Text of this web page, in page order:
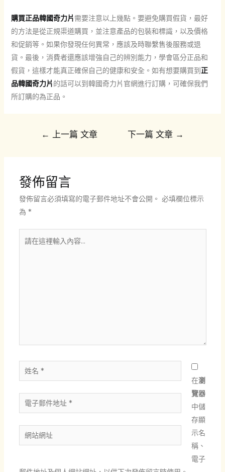
購買正品韓國奇力片需要注意以上幾點。要避免購買假貨，最好
的方法是從正規渠道購買，並注意產品的包裝和標識，以及價格
和促銷等。如果你發現任何異常，應該及時聯繫售後服務或退
貨。最後，消費者還應該增強自己的辨別能力，學會區分正品和
假貨，這樣才能真正確保自己的健康和安全。如有想要購買到正
品韓國奇力片的話可以到韓國奇力片官網進行訂購，可確保我們
所訂購的為正品。
← 上一篇 文章 下一篇 文章 →
發佈留言
發佈留言必須填寫的電子郵件地址不會公開。 必填欄位標示
為 *
名
*
電
子
郵
件
站
址
在瀏
覽器
中儲
存顯
示名
稱、
電子